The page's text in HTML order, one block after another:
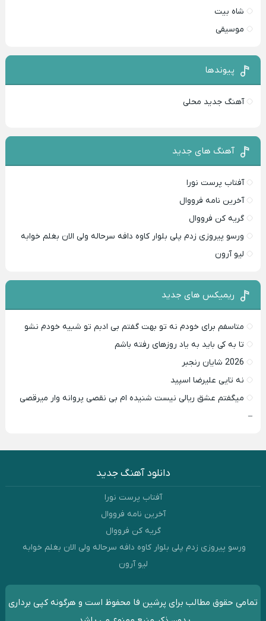
شاه بیت
موسیقی
پیوندها
آهنگ جدید محلی
آهنگ های جدید
آفتاب پرست نورا
آخرین نامه فرووال
گریه کن فرووال
ورسو پیروزی زدم پلی بلوار کاوه دافه سرحاله ولی الان بغلم خوابه ‌
لیو آرون
ریمیکس های جدید
متاسفم برای خودم نه تو بهت گفتم بی ادبم تو شبیه خودم نشو ‌ ‌
تا به کی باید به یاد روزهای رفته باشم ‌
2026 شایان رنجبر
نه تایی علیرضا اسپید
میگفتم عشق ریالی نیست شنیده ام بی نقصی پروانه وار میرقصی
–
دانلود آهنگ جدید
آفتاب پرست نورا
آخرین نامه فرووال
گریه کن فرووال
ورسو پیروزی زدم پلی بلوار کاوه دافه سرحاله ولی الان بغلم خوابه ‌
لیو آرون
تمامی حقوق مطالب برای پرشین فا محفوظ است و هرگونه کپی برداری